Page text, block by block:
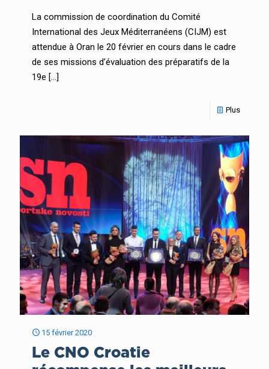
La commission de coordination du Comité
Ιnternational des Jeux Méditerranéens (CIJM) est
attendue à Oran le 20 février en cours dans le cadre
de ses missions d’évaluation des préparatifs de la
19e […]
Plus
15 février 2020
Le CNO Croatie